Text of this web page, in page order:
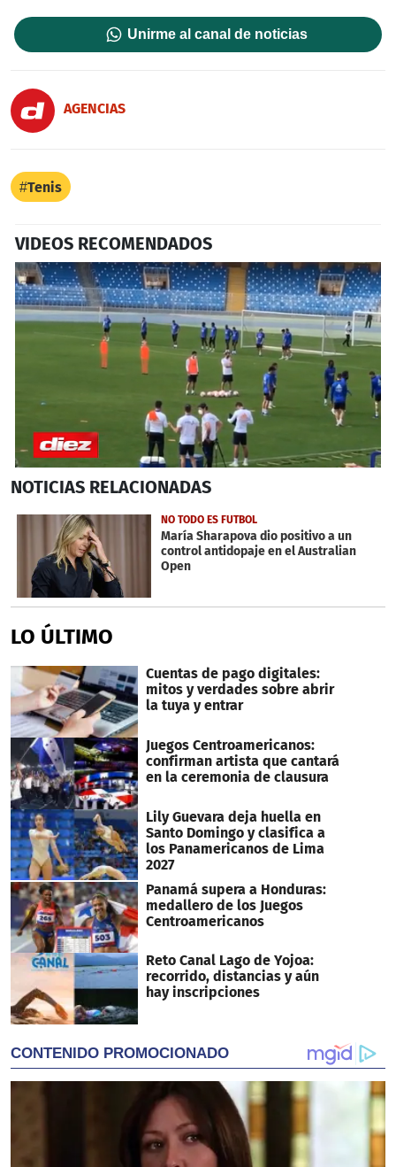
Unirme al canal de noticias
AGENCIAS
Tenis
VIDEOS RECOMENDADOS
seconds
1
minute,
seconds
NOTICIAS RELACIONADAS
NO TODO ES FUTBOL
María Sharapova dio positivo a un
control antidopaje en el Australian
Open
LO ÚLTIMO
Cuentas de pago digitales:
mitos y verdades sobre abrir
la tuya y entrar
Juegos Centroamericanos:
confirman artista que cantará
en la ceremonia de clausura
Lily Guevara deja huella en
Santo Domingo y clasifica a
los Panamericanos de Lima
2027
Panamá supera a Honduras:
medallero de los Juegos
Centroamericanos
Reto Canal Lago de Yojoa:
recorrido, distancias y aún
hay inscripciones